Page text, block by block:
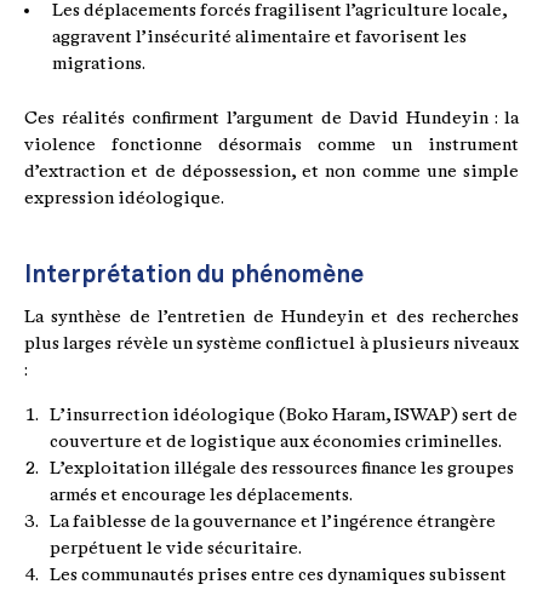
Les déplacements forcés fragilisent l’agriculture locale,
aggravent l’insécurité alimentaire et favorisent les
migrations.
Ces réalités confirment l’argument de David Hundeyin : la
violence fonctionne désormais comme un instrument
d’extraction et de dépossession, et non comme une simple
expression idéologique.
Interprétation du phénomène
La synthèse de l’entretien de Hundeyin et des recherches
plus larges révèle un système conflictuel à plusieurs niveaux
:
L’insurrection idéologique (Boko Haram, ISWAP) sert de
couverture et de logistique aux économies criminelles.
L’exploitation illégale des ressources finance les groupes
armés et encourage les déplacements.
La faiblesse de la gouvernance et l’ingérence étrangère
perpétuent le vide sécuritaire.
Les communautés prises entre ces dynamiques subissent